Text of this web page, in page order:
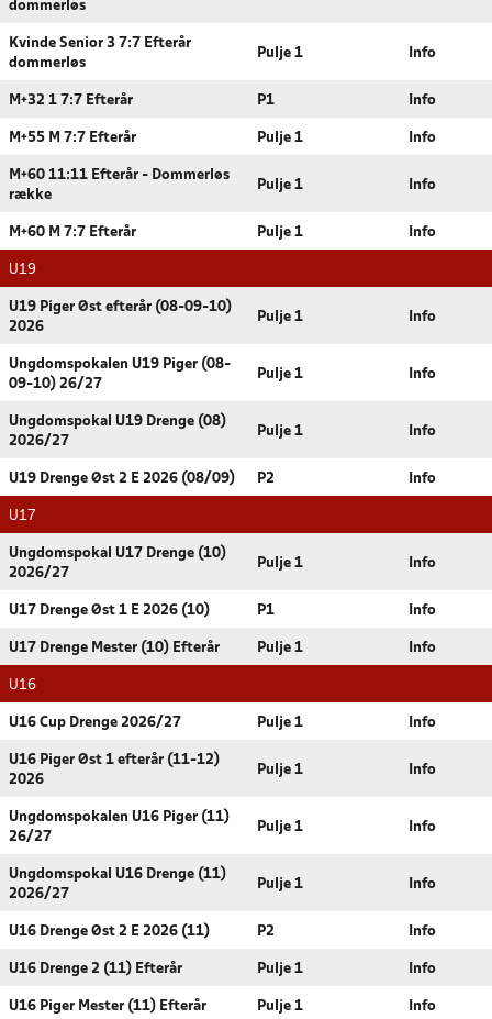
dommerløs
Kvinde Senior 3 7:7 Efterår
dommerløs
Pulje 1 Info
M+32 1 7:7 Efterår P1 Info
M+55 M 7:7 Efterår Pulje 1 Info
M+60 11:11 Efterår - Dommerløs
række
Pulje 1 Info
M+60 M 7:7 Efterår Pulje 1 Info
U19
U19 Piger Øst efterår (08-09-10)
2026
Pulje 1 Info
Ungdomspokalen U19 Piger (08-
09-10) 26/27
Pulje 1 Info
Ungdomspokal U19 Drenge (08)
2026/27
Pulje 1 Info
U19 Drenge Øst 2 E 2026 (08/09) P2 Info
U17
Ungdomspokal U17 Drenge (10)
2026/27
Pulje 1 Info
U17 Drenge Øst 1 E 2026 (10) P1 Info
U17 Drenge Mester (10) Efterår Pulje 1 Info
U16
U16 Cup Drenge 2026/27 Pulje 1 Info
U16 Piger Øst 1 efterår (11-12)
2026
Pulje 1 Info
Ungdomspokalen U16 Piger (11)
26/27
Pulje 1 Info
Ungdomspokal U16 Drenge (11)
2026/27
Pulje 1 Info
U16 Drenge Øst 2 E 2026 (11) P2 Info
U16 Drenge 2 (11) Efterår Pulje 1 Info
U16 Piger Mester (11) Efterår Pulje 1 Info